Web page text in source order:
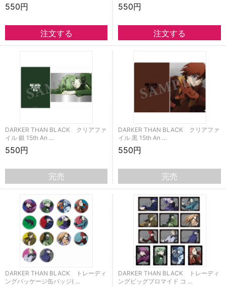
550円 550円
DARKER THAN BLACK クリアファ
イル 銀 15th An …
550円
完売
DARKER THAN BLACK クリアファ
イル 黒 15th An …
550円
完売
DARKER THAN BLACK トレーディ
ングパッケージ缶バッジ( …
DARKER THAN BLACK トレーディ
ングビッグブロマイド コ …